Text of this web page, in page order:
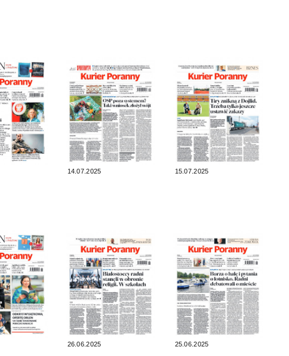
14.07.2025 15.07.2025
26.06.2025 25.06.2025